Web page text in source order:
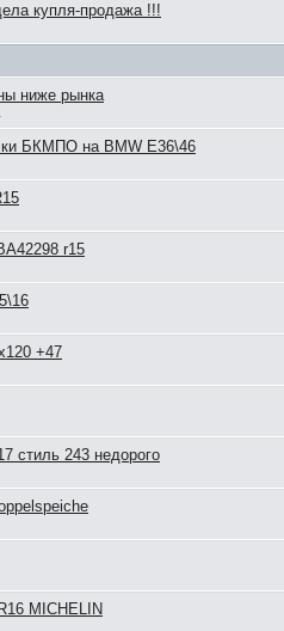
купля-продажа !!!
ниже рынка
БКМПО на BMW E36\46
r15
+47
стиль 243 недорого
MICHELIN